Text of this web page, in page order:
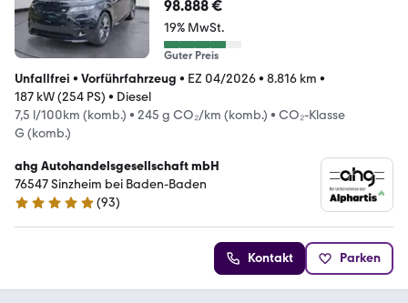
98.888 €
19% MwSt.
Guter Preis
Unfallfrei • Vorführfahrzeug • EZ 04/2026• 8.816 km •
187 kW (254 PS) • Diesel
7,5 l/100km (komb.) • 245 g CO₂/km (komb.) • CO₂-Klasse
G (komb.)
ahg Autohandelsgesellschaft mbH
76547 Sinzheim bei Baden-Baden
4.8 Sterne
(93)
Kontakt Parken